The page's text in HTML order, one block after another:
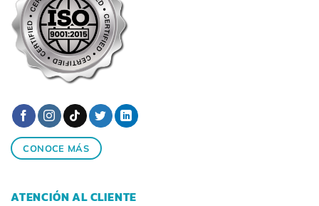
CONOCE MÁS
ATENCIÓN AL CLIENTE